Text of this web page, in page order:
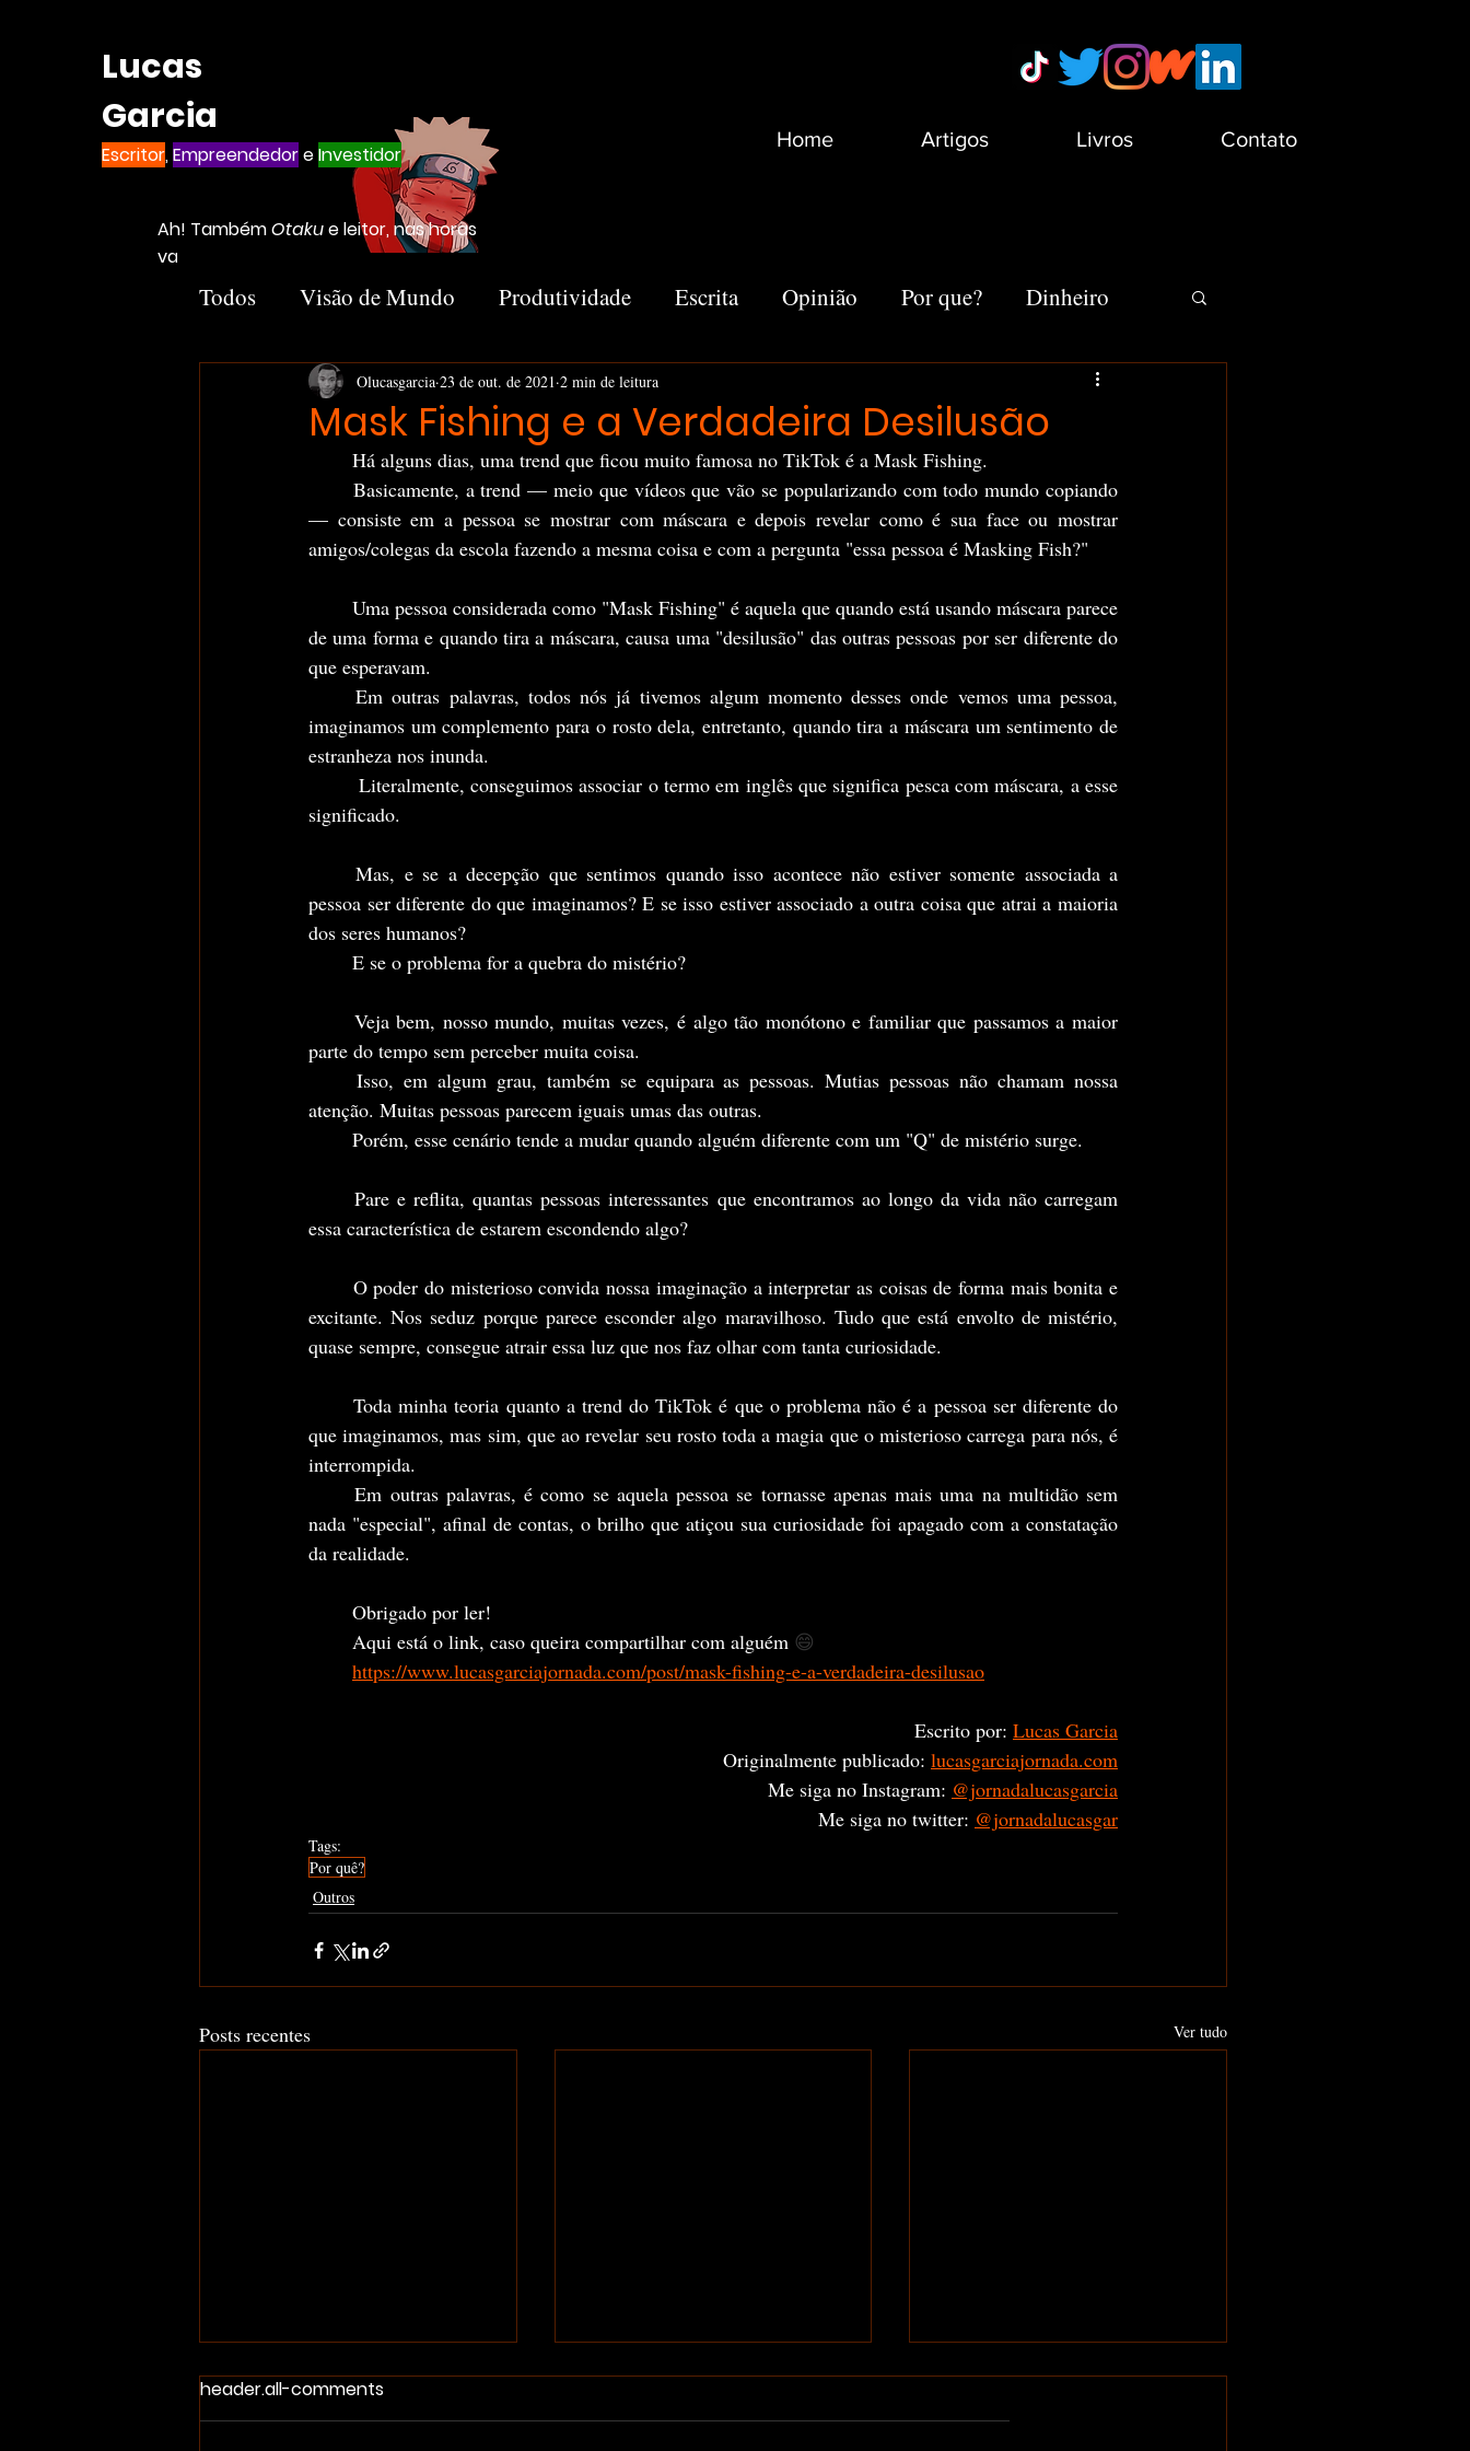
Lucas
Garcia
Escritor,EmpreendedoreInvestidor
Ah! TambémOtakue leitor, nas horas
vagas
Home Artigos Livros Contato
Todos Visão de Mundo Produtividade Escrita Opinião Por que? Dinheiro
Introvertido Livros Recomendações Minha Vida
Negócios
Mask Fishing e a Verdadeira Desilusão
Olucasgarcia 23 de out. de 2021 2 min de leitura
	Há alguns dias, uma trend que ficou muito famosa no TikTok é a Mask Fishing.
— consiste em a pessoa se mostrar com máscara e depois revelar como é sua face ou mostrar
amigos/colegas da escola fazendo a mesma coisa e com a pergunta "essa pessoa é Masking Fish?"
de uma forma e quando tira a máscara, causa uma "desilusão" das outras pessoas por ser diferente do
que esperavam.
	Em outras palavras, todos nós já tivemos algum momento desses onde vemos uma pessoa,
imaginamos um complemento para o rosto dela, entretanto, quando tira a máscara um sentimento de
estranheza nos inunda.
significado.
	Mas, e se a decepção que sentimos quando isso acontece não estiver somente associada a
pessoa ser diferente do que imaginamos? E se isso estiver associado a outra coisa que atrai a maioria
dos seres humanos?
	E se o problema for a quebra do mistério?
parte do tempo sem perceber muita coisa.
atenção. Muitas pessoas parecem iguais umas das outras.
	Porém, esse cenário tende a mudar quando alguém diferente com um "Q" de mistério surge.
	Pare e reflita, quantas pessoas interessantes que encontramos ao longo da vida não carregam
essa característica de estarem escondendo algo?
excitante. Nos seduz porque parece esconder algo maravilhoso. Tudo que está envolto de mistério,
quase sempre, consegue atrair essa luz que nos faz olhar com tanta curiosidade.
	Toda minha teoria quanto a trend do TikTok é que o problema não é a pessoa ser diferente do
que imaginamos, mas sim, que ao revelar seu rosto toda a magia que o misterioso carrega para nós, é
interrompida.
	Em outras palavras, é como se aquela pessoa se tornasse apenas mais uma na multidão sem
nada "especial", afinal de contas, o brilho que atiçou sua curiosidade foi apagado com a constatação
da realidade.
	Obrigado por ler!
	Aqui está o link, caso queira compartilhar com alguém
😄
	https://www.lucasgarciajornada.com/post/mask-fishing-e-a-verdadeira-desilusao
Escrito por: Lucas Garcia
Originalmente publicado: lucasgarciajornada.com
Me siga no Instagram: @jornadalucasgarcia
Me siga no twitter: @jornadalucasgar
Tags:
Por quê?
Outros
Posts recentes Ver tudo
header.all-comments